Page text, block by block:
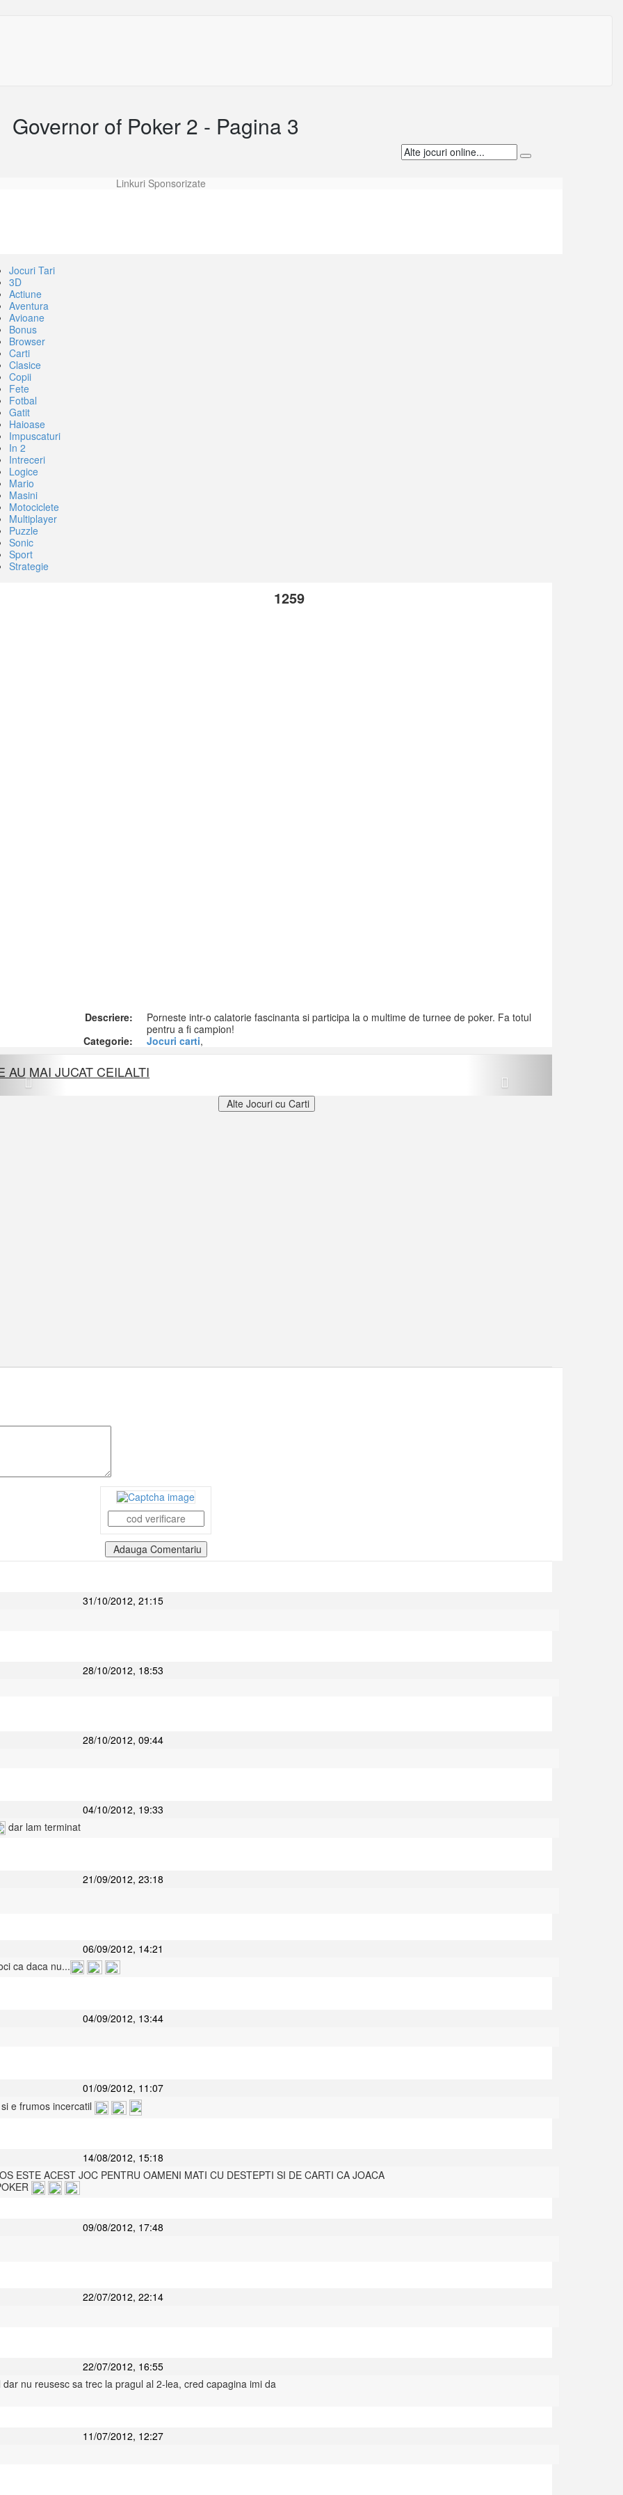
Governor of Poker 2 - Pagina 3
Linkuri Sponsorizate
Jocuri Tari
3D
Actiune
Aventura
Avioane
Bonus
Browser
Carti
Clasice
Copii
Fete
Fotbal
Gatit
Haioase
Impuscaturi
In 2
Intreceri
Logice
Mario
Masini
Motociclete
Multiplayer
Puzzle
Sonic
Sport
Strategie
1259
Descriere:
Porneste intr-o calatorie fascinanta si participa la o multime de turnee de poker. Fa totul
pentru a fi campion!
Categorie:
Jocuri carti,
AU MAI JUCAT CEILALTI
Alte Jocuri cu Carti
Adauga Comentariu
31/10/2012, 21:15
28/10/2012, 18:53
28/10/2012, 09:44
04/10/2012, 19:33
dar lam terminat
21/09/2012, 23:18
06/09/2012, 14:21
ca daca nu...
04/09/2012, 13:44
01/09/2012, 11:07
e frumos incercatil
14/08/2012, 15:18
ESTE ACEST JOC PENTRU OAMENI MATI CU DESTEPTI SI DE CARTI CA JOACA
09/08/2012, 17:48
22/07/2012, 22:14
22/07/2012, 16:55
nu reusesc sa trec la pragul al 2-lea, cred capagina imi da
11/07/2012, 12:27